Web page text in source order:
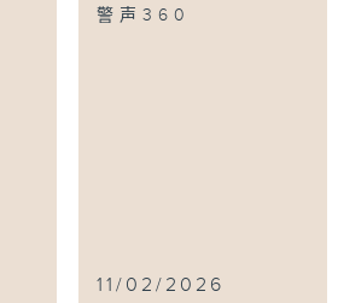
警声360
11/02/2026